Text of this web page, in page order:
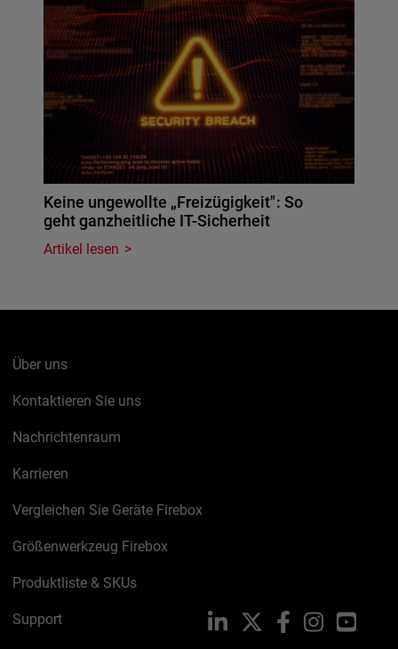
Keine ungewollte „Freizügigkeit": So
geht ganzheitliche IT-Sicherheit
Artikel lesen
Über uns
Kontaktieren Sie uns
Nachrichtenraum
Karrieren
Vergleichen Sie Geräte Firebox
Größenwerkzeug Firebox
Produktliste & SKUs
Support LinkedIn FacebookInstagram